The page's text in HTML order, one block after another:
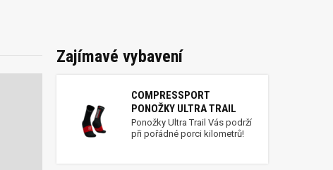
Zajímavé vybavení
COMPRESSPORT
PONOŽKY ULTRA TRAIL
Ponožky Ultra Trail Vás podrží
při pořádné porci kilometrů!